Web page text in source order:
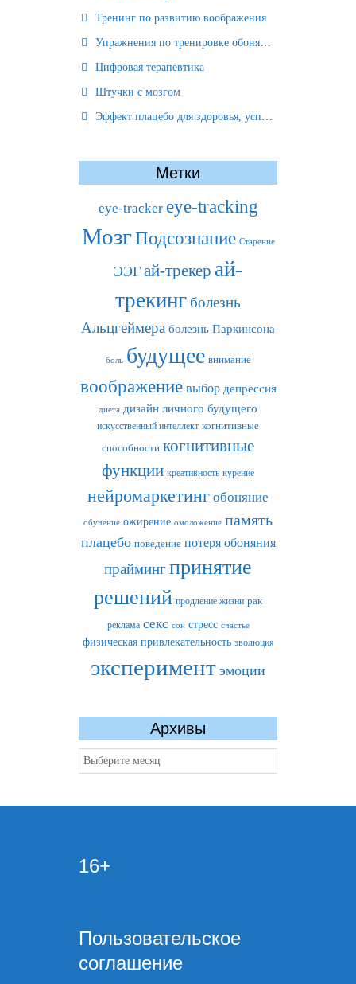
Тренинг по развитию воображения
Упражнения по тренировке обоняния
Цифровая терапевтика
Штучки с мозгом
Эффект плацебо для здоровья, успеха и отношений
Метки
eye-tracker eye-tracking
МозгПодсознание Старение
ЭЭГ ай-трекер ай-
трекинг болезнь
Альцгеймера болезнь Паркинсона
боль будущее внимание
воображение выбор депрессия
диета дизайн личного будущего
искусственный интеллект когнитивные
способности когнитивные
функции креативность курение
нейромаркетинг обоняние
обучение ожирение омоложение память
плацебо поведение потеря обоняния
праймингпринятие
решений продление жизни рак
реклама секс сон стресс счастье
физическая привлекательность эволюция
эксперимент эмоции
Архивы
Архивы
16+
Пользовательское
соглашение